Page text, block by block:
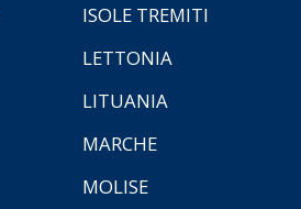
ISOLE TREMITI
LETTONIA
LITUANIA
MARCHE
MOLISE